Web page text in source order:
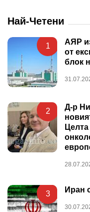
Най-Четени
1
АЯР
от
блок
2
Д-р
3 Иран